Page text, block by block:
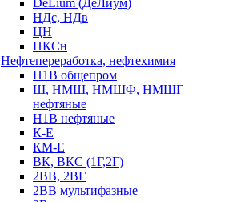
DeLium (ДеЛиум)
НДс, НДв
ЦН
НКСн
Нефтепереработка, нефтехимия
Н1В общепром
Ш, НМШ, НМШФ, НМШГ
нефтяные
Н1В нефтяные
К-Е
КМ-Е
ВК, ВКС (1Г,2Г)
2ВВ, 2ВГ
2ВВ мультифазные